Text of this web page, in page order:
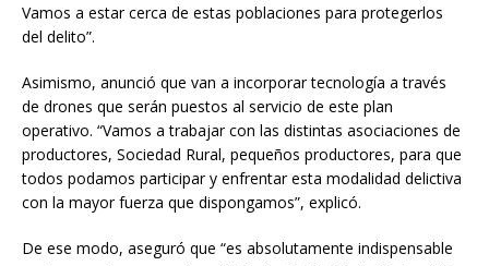
Vamos a estar cerca de estas poblaciones para protegerlos
del delito”.
Asimismo, anunció que van a incorporar tecnología a través
de drones que serán puestos al servicio de este plan
operativo. “Vamos a trabajar con las distintas asociaciones de
productores, Sociedad Rural, pequeños productores, para que
todos podamos participar y enfrentar esta modalidad delictiva
con la mayor fuerza que dispongamos”, explicó.
De ese modo, aseguró que “es absolutamente indispensable